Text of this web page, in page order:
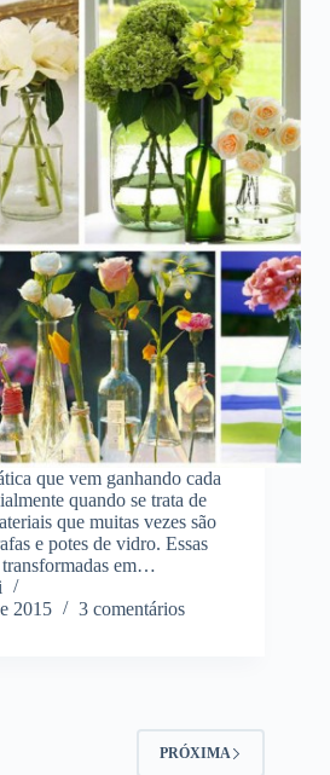
que vem ganhando cada
quando se trata de
que muitas vezes são
e potes de vidro. Essas
transformadas em…
2015
3 comentários
PRÓXIMA